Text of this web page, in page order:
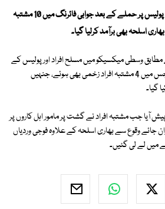
مسلح افراد کے پولیس پر حملے کے بعد جوابی فائرنگ میں 10 مشتبہ
اسلحہ بھی برآمد کرلیا گیا۔
مطابق وسطی میکسیکو میں مسلح افراد اور پولیس کے
مابین فائرنگ کا واقعہ پیش آیا، جس میں 4 مشتبہ افراد زخمی بھی ہوئے، جنہیں
گیا۔
آیا جب مشتبہ افراد نے گشت پر مامور اہل کاروں پر
جائے وقوع سے بھاری اسلحہ کے علاوہ فوجی وردیاں
میں لے لی گئیں۔